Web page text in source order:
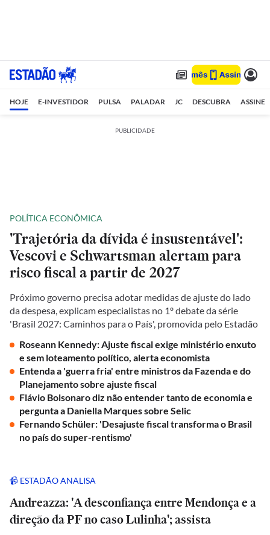
HOJE E-INVESTIDOR PULSA PALADAR JC DESCUBRA ASSINE
PUBLICIDADE
POLÍTICA ECONÔMICA
'Trajetória da dívida é insustentável':
Vescovi e Schwartsman alertam para
risco fiscal a partir de 2027
Próximo governo precisa adotar medidas de ajuste do lado
da despesa, explicam especialistas no 1º debate da série
'Brasil 2027: Caminhos para o País', promovida pelo Estadão
Roseann Kennedy: Ajuste fiscal exige ministério enxuto
e sem loteamento político, alerta economista
Entenda a 'guerra fria' entre ministros da Fazenda e do
Planejamento sobre ajuste fiscal
Flávio Bolsonaro diz não entender tanto de economia e
pergunta a Daniella Marques sobre Selic
Fernando Schüler: 'Desajuste fiscal transforma o Brasil
no país do super-rentismo'
📹 ESTADÃO ANALISA
Andreazza: 'A desconfiança entre Mendonça e a
direção da PF no caso Lulinha'; assista